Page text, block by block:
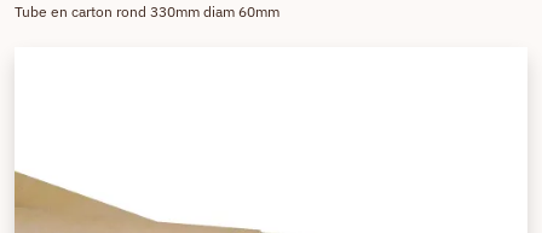
Tube en carton rond 330mm diam 60mm